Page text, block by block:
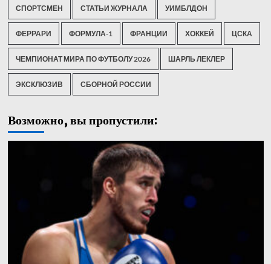
СПОРТСМЕН СТАТЬИ ЖУРНАЛА УИМБЛДОН
ФЕРРАРИ ФОРМУЛА-1 ФРАНЦИИ ХОККЕЙ ЦСКА
ЧЕМПИОНАТ МИРА ПО ФУТБОЛУ 2026 ШАРЛЬ ЛЕКЛЕР
ЭКСКЛЮЗИВ СБОРНОЙ РОССИИ
Возможно, вы пропустили: